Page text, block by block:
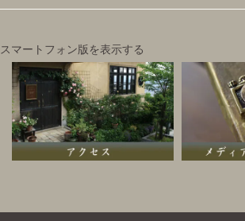
スマートフォン版を表示する